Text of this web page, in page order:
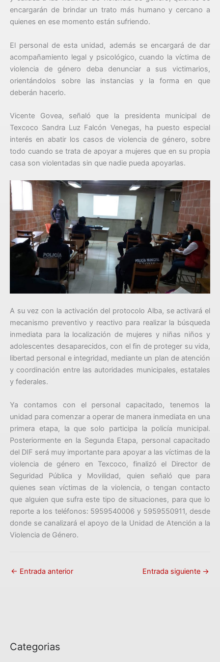
encargarán de brindar un trato más humano y cercano a
quienes en ese momento están sufriendo.
El personal de esta unidad, además se encargará de dar
acompañamiento legal y psicológico, cuando la víctima de
violencia de género deba denunciar a sus victimarios,
orientándolos sobre las instancias y la forma en que
deberán hacerlo.
Vicente Govea, señaló que la presidenta municipal de
Texcoco Sandra Luz Falcón Venegas, ha puesto especial
interés en abatir los casos de violencia de género, sobre
todo cuando se trata de apoyar a mujeres que en su propia
casa son violentadas sin que nadie pueda apoyarlas.
A su vez con la activación del protocolo Alba, se activará el
mecanismo preventivo y reactivo para realizar la búsqueda
inmediata para la localización de mujeres y niñas niños y
adolescentes desaparecidos, con el fin de proteger su vida,
libertad personal e integridad, mediante un plan de atención
y coordinación entre las autoridades municipales, estatales
y federales.
Ya contamos con el personal capacitado, tenemos la
unidad para comenzar a operar de manera inmediata en una
primera etapa, la que solo participa la policía municipal.
Posteriormente en la Segunda Etapa, personal capacitado
del DIF será muy importante para apoyar a las víctimas de la
violencia de género en Texcoco, finalizó el Director de
Seguridad Pública y Movilidad, quien señaló que para
quienes sean víctimas de la violencia, o tengan contacto
que alguien que sufra este tipo de situaciones, para que lo
reporte a los teléfonos: 5959540006 y 5959550911, desde
donde se canalizará el apoyo de la Unidad de Atención a la
Violencia de Género.
← Entrada anterior Entrada siguiente →
Categorias
C